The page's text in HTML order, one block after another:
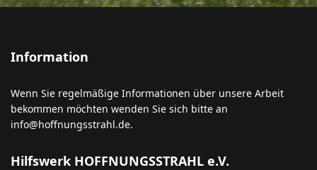
Information
Wenn Sie regelmäßige Informationen über unsere Arbeit
bekommen möchten wenden Sie sich bitte an
info@hoffnungsstrahl.de.
Hilfswerk HOFFNUNGSSTRAHL e.V.